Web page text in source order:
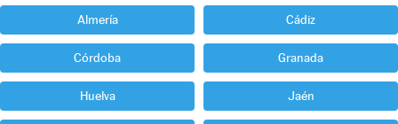
Almería Cádiz
Córdoba Granada
Huelva Jaén